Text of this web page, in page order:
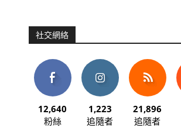
社交網絡
12,640
粉絲
1,223
追隨者
21,896
追隨者